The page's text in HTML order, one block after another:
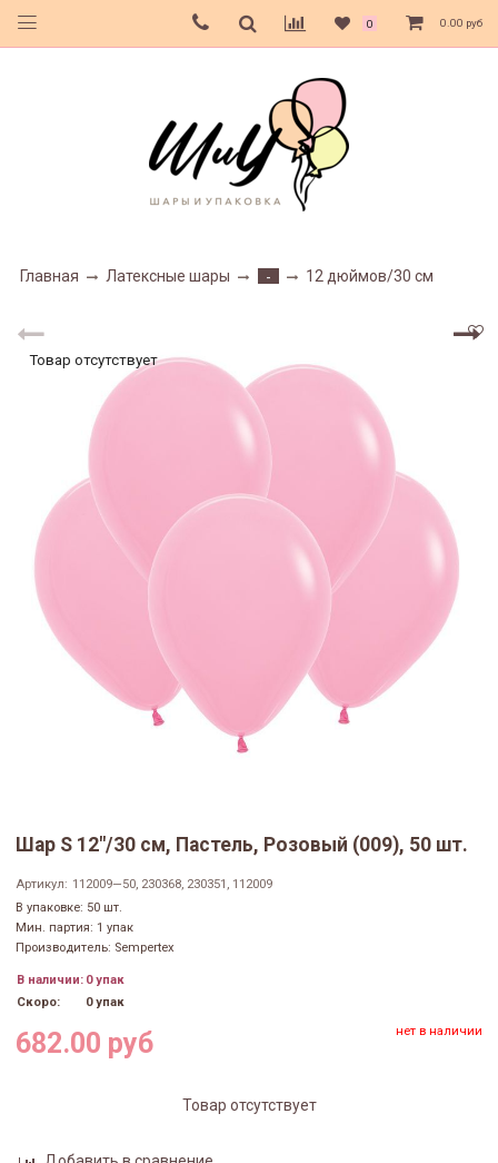
0 0.00 руб
Главная Латексные шары - 12 дюймов/30 см
Товар отсутствует
Шар S 12"/30 см, Пастель, Розовый (009), 50 шт.
Артикул: 112009—50, 230368, 230351, 112009
В упаковке: 50 шт.
Мин. партия: 1 упак
Производитель: Sempertex
В наличии: 0 упак
Скоро:
0 упак
682.00 руб нет в наличии
Товар отсутствует